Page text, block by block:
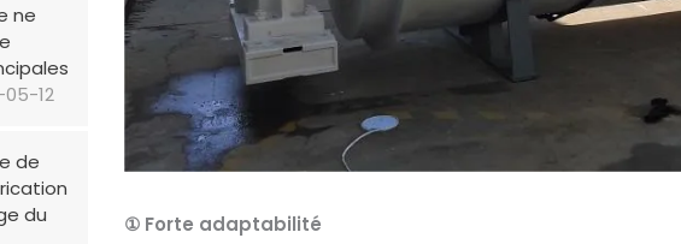
ne
12
de
du
① Forte adaptabilité